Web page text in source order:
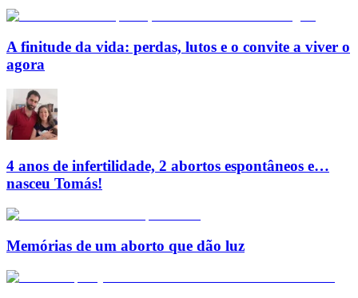
A finitude da vida: perdas, lutos e o convite a viver o
agora
4 anos de infertilidade, 2 abortos espontâneos e…
nasceu Tomás!
Memórias de um aborto que dão luz